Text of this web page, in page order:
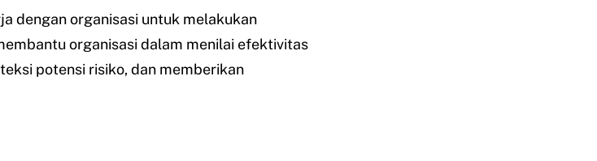
dengan organisasi untuk melakukan
organisasi dalam menilai efektivitas
potensi risiko, dan memberikan